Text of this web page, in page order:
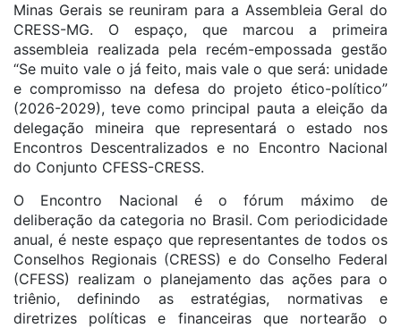
Minas Gerais se reuniram para a Assembleia Geral do
CRESS-MG. O espaço, que marcou a primeira
assembleia realizada pela recém-empossada gestão
“Se muito vale o já feito, mais vale o que será: unidade
e compromisso na defesa do projeto ético-político”
(2026-2029), teve como principal pauta a eleição da
delegação mineira que representará o estado nos
Encontros Descentralizados e no Encontro Nacional
do Conjunto CFESS-CRESS.
O Encontro Nacional é o fórum máximo de
deliberação da categoria no Brasil. Com periodicidade
anual, é neste espaço que representantes de todos os
Conselhos Regionais (CRESS) e do Conselho Federal
(CFESS) realizam o planejamento das ações para o
triênio, definindo as estratégias, normativas e
diretrizes políticas e financeiras que nortearão o